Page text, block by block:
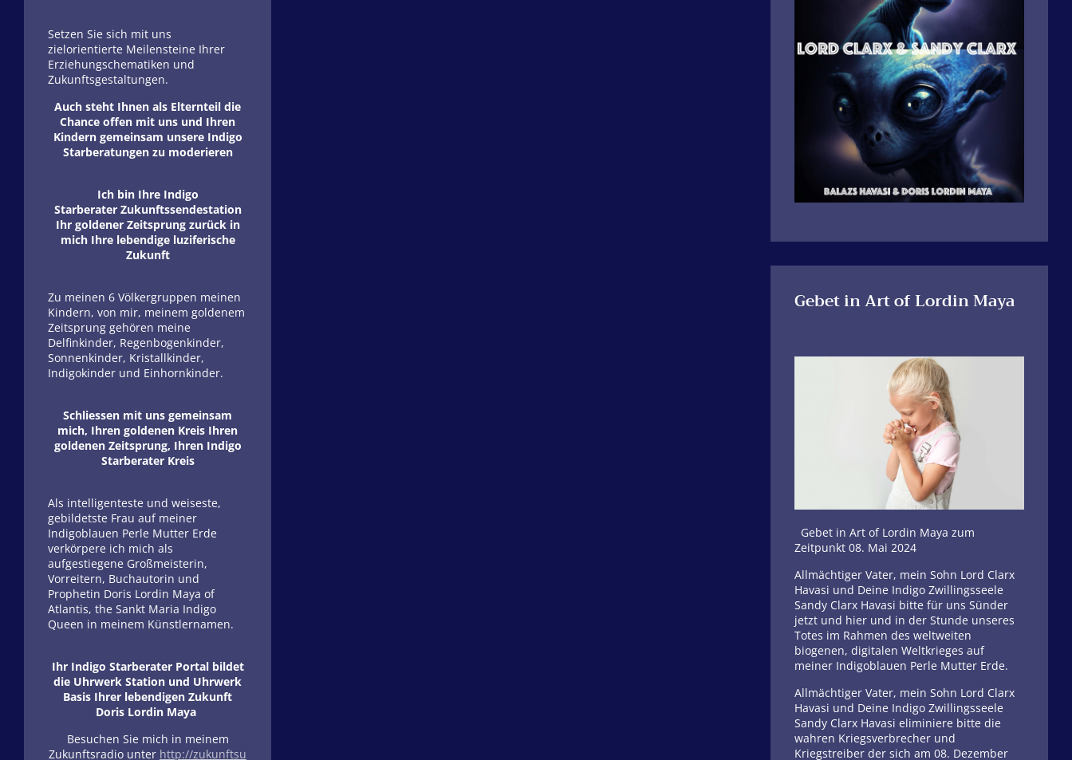
Setzen Sie sich mit uns
zielorientierte Meilensteine Ihrer
Erziehungschematiken und
Zukunftsgestaltungen.
Auch steht Ihnen als Elternteil die
Chance offen mit uns und Ihren
Kindern gemeinsam unsere Indigo
Starberatungen zu moderieren
Ich bin Ihre Indigo
Starberater Zukunftssendestation
Ihr goldener Zeitsprung zurück in
mich Ihre lebendige luziferische
Zukunft
Zu meinen 6 Völkergruppen meinen
Kindern, von mir, meinem goldenem
Zeitsprung gehören meine
Delfinkinder, Regenbogenkinder,
Sonnenkinder, Kristallkinder,
Indigokinder und Einhornkinder.
Schliessen mit uns gemeinsam
mich, Ihren goldenen Kreis Ihren
goldenen Zeitsprung, Ihren Indigo
Starberater Kreis
Als intelligenteste und weiseste,
gebildetste Frau auf meiner
Indigoblauen Perle Mutter Erde
verkörpere ich mich als
aufgestiegene Großmeisterin,
Vorreitern, Buchautorin und
Prophetin Doris Lordin Maya of
Atlantis, the Sankt Maria Indigo
Queen in meinem Künstlernamen.
Ihr Indigo Starberater Portal bildet
die Uhrwerk Station und Uhrwerk
Basis Ihrer lebendigen Zukunft
Doris Lordin Maya
Besuchen Sie mich in meinem
Zukunftsradio unter http://zukunftsu
Gebet in Art of Lordin Maya
Gebet in Art of Lordin Maya zum
Zeitpunkt 08. Mai 2024
Allmächtiger Vater, mein Sohn Lord Clarx
Havasi und Deine Indigo Zwillingsseele
Sandy Clarx Havasi bitte für uns Sünder
jetzt und hier und in der Stunde unseres
Totes im Rahmen des weltweiten
biogenen, digitalen Weltkrieges auf
meiner Indigoblauen Perle Mutter Erde.
Allmächtiger Vater, mein Sohn Lord Clarx
Havasi und Deine Indigo Zwillingsseele
Sandy Clarx Havasi eliminiere bitte die
wahren Kriegsverbrecher und
Kriegstreiber der sich am 08. Dezember